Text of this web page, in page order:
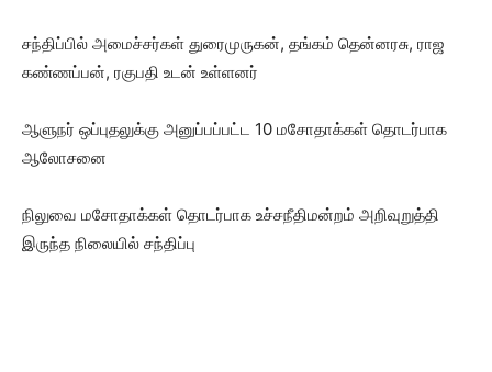
சந்திப்பில் அமைச்சர்கள் துரைமுருகன், தங்கம் தென்னரசு, ராஜ
கண்ணப்பன், ரகுபதி உடன் உள்ளனர்
ஆளுநர் ஒப்புதலுக்கு அனுப்பப்பட்ட 10 மசோதாக்கள் தொடர்பாக
ஆலோசனை
நிலுவை மசோதாக்கள் தொடர்பாக உச்சநீதிமன்றம் அறிவுறுத்தி
இருந்த நிலையில் சந்திப்பு